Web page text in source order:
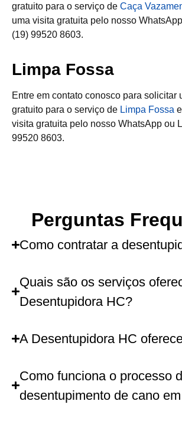
gratuito para o serviço de Caça
uma visita gratuita pelo nosso
(19) 99520 8603.
Limpa Fossa
Entre em contato conosco para solicitar
gratuito para o serviço de Limpa Fossa
visita gratuita pelo nosso WhatsApp ou
99520 8603.
Perguntas
Como contratar a
Quais são os serviços
Desentupidora HC?
A Desentupidora HC
Como funciona o processo
desentupimento de cano